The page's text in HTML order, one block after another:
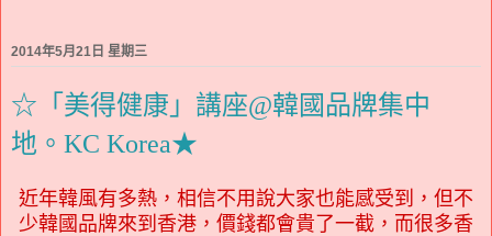
2014年5月21日 星期三
☆「美得健康」講座@韓國品牌集中
地。KC Korea★
近年韓風有多熱，相信不用說大家也能感受到，但不
少韓國品牌來到香港，價錢都會貴了一截，而很多香